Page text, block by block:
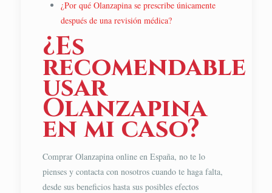
¿Por qué Olanzapina se prescribe únicamente
después de una revisión médica?
¿Es
recomendable
usar
Olanzapina
en mi caso?
Comprar Olanzapina online en España, no te lo
pienses y contacta con nosotros cuando te haga falta,
desde sus beneficios hasta sus posibles efectos